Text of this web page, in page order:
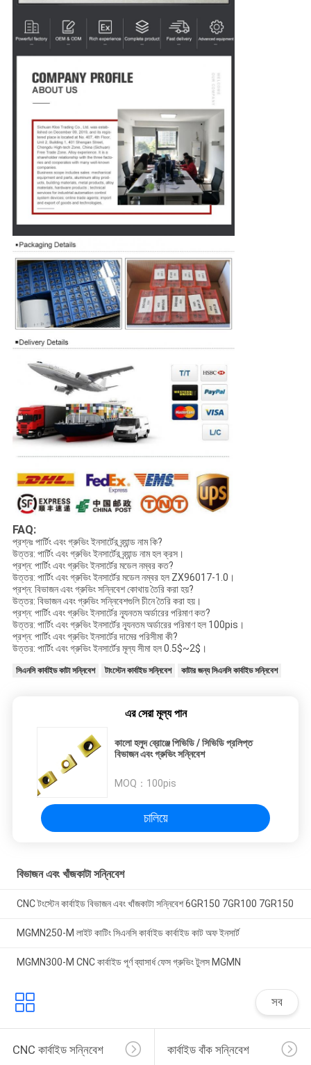
FAQ:
প্রশ্নঃ পার্টিং এবং গ্রুভিং ইনসার্টের ব্র্যান্ড নাম কি?
উত্তর: পার্টিং এবং গ্রুভিং ইনসার্টের ব্র্যান্ড নাম হল ক্রস।
প্রশ্ন: পার্টিং এবং গ্রুভিং ইনসার্টের মডেল নম্বর কত?
উত্তর: পার্টিং এবং গ্রুভিং ইনসার্টের মডেল নম্বর হল ZX96017-1.0।
প্রশ্ন: বিভাজন এবং গ্রুভিং সন্নিবেশ কোথায় তৈরি করা হয়?
উত্তর: বিভাজন এবং গ্রুভিং সন্নিবেশগুলি চীনে তৈরি করা হয়।
প্রশ্ন: পার্টিং এবং গ্রুভিং ইনসার্টের ন্যূনতম অর্ডারের পরিমাণ কত?
উত্তর: পার্টিং এবং গ্রুভিং ইনসার্টের ন্যূনতম অর্ডারের পরিমাণ হল 100pis।
প্রশ্ন: পার্টিং এবং গ্রুভিং ইনসার্টের দামের পরিসীমা কী?
উত্তর: পার্টিং এবং গ্রুভিং ইনসার্টের মূল্য সীমা হল 0.5$~2$।
সিএনসি কার্বাইড কাটা সন্নিবেশ টাংস্টেন কার্বাইড সন্নিবেশ কাটার জন্য সিএনসি কার্বাইড সন্নিবেশ
এর সেরা মূল্য পান
কালো হলুদ ব্রোঞ্জে পিভিডি / সিভিডি প্রলিপ্ত
বিভাজন এবং গ্রুভিং সন্নিবেশ
MOQ： 100pis
চালিয়ে
বিভাজন এবং খাঁজকাটা সন্নিবেশ
CNC টংস্টেন কার্বাইড বিভাজন এবং খাঁজকাটা সন্নিবেশ 6GR150 7GR100 7GR150
MGMN250-M লাইট কাটিং সিএনসি কার্বাইড কার্বাইড কাট অফ ইনসার্ট
MGMN300-M CNC কার্বাইড পূর্ণ ব্যাসার্ধ ফেস গ্রুভিং টুলস MGMN
সব
CNC কার্বাইড সন্নিবেশ কার্বাইড বাঁক সন্নিবেশ